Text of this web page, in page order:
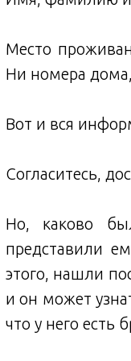
Место
Ни номера
Вот и вся
Согласитесь,
Но, каково
представили
этого, нашли
и он может
что у него есть